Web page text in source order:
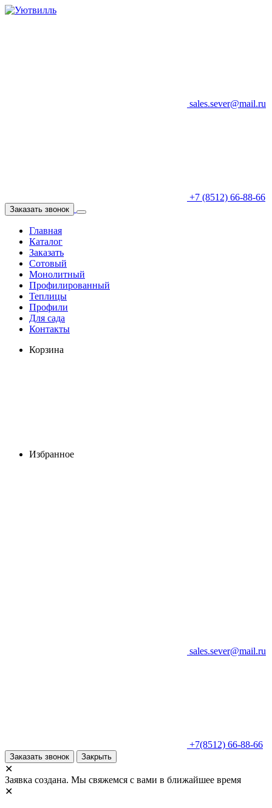
sales.sever@mail.ru
+7 (8512) 66-88-66
Заказать звонок
Главная
Каталог
Заказать
Сотовый
Монолитный
Профилированный
Теплицы
Профили
Для сада
Контакты
Корзина
Избранное
sales.sever@mail.ru
+7(8512) 66-88-66
Заказать звонок Закрыть
✕
Заявка создана. Мы свяжемся с вами в ближайшее время
✕